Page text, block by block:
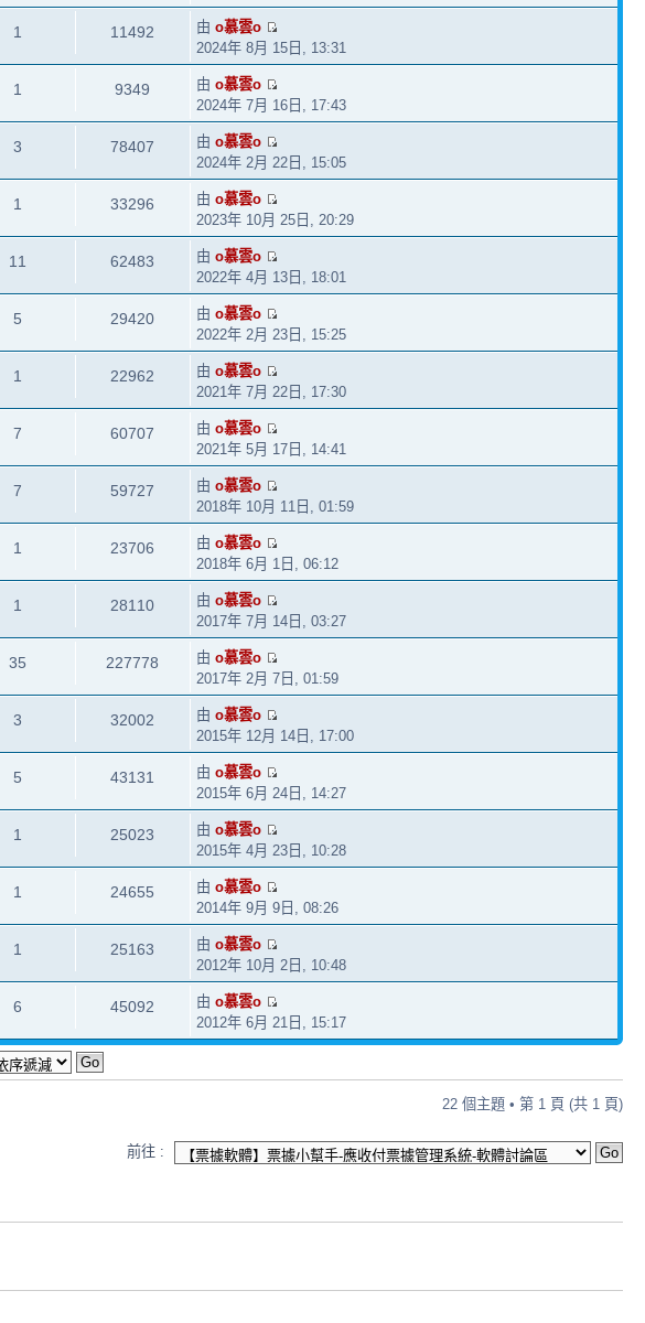
1 11492 由o慕雲o
2024年 8月 15日, 13:31
1 9349 由o慕雲o
2024年 7月 16日, 17:43
3 78407 由o慕雲o
2024年 2月 22日, 15:05
1 33296 由o慕雲o
2023年 10月 25日, 20:29
11 62483 由o慕雲o
2022年 4月 13日, 18:01
5 29420 由o慕雲o
2022年 2月 23日, 15:25
1 22962 由o慕雲o
2021年 7月 22日, 17:30
7 60707 由o慕雲o
2021年 5月 17日, 14:41
7 59727 由o慕雲o
2018年 10月 11日, 01:59
1 23706 由o慕雲o
2018年 6月 1日, 06:12
1 28110 由o慕雲o
2017年 7月 14日, 03:27
35 227778 由o慕雲o
2017年 2月 7日, 01:59
3 32002 由o慕雲o
2015年 12月 14日, 17:00
5 43131 由o慕雲o
2015年 6月 24日, 14:27
1 25023 由o慕雲o
2015年 4月 23日, 10:28
1 24655 由o慕雲o
2014年 9月 9日, 08:26
1 25163 由o慕雲o
2012年 10月 2日, 10:48
6 45092 由o慕雲o
2012年 6月 21日, 15:17
22 個主題 • 第 1 頁 (共 1 頁)
前往 :